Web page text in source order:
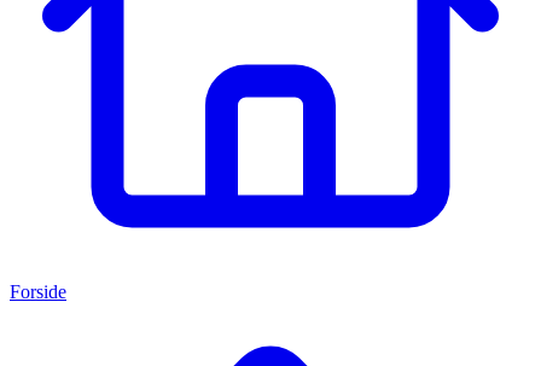
Forside